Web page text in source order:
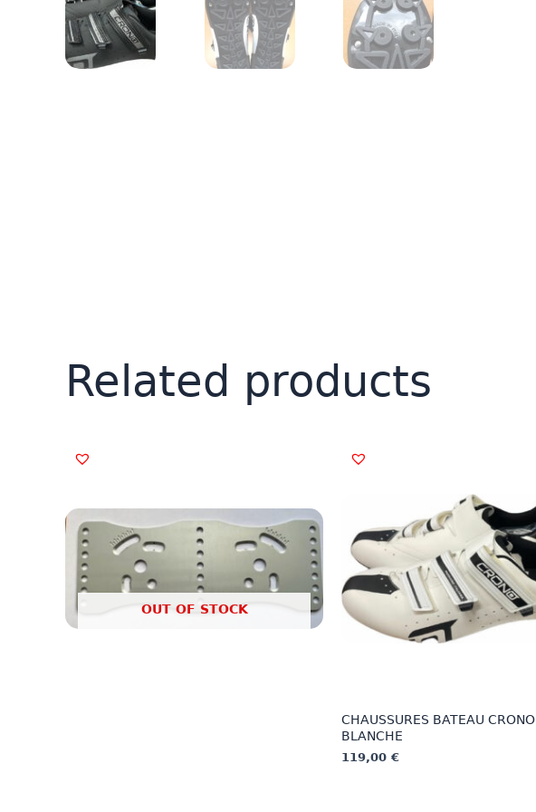
Related products
OUT OF STOCK
CHAUSSURES BATEAU CRONO
BLANCHE
119,00 €